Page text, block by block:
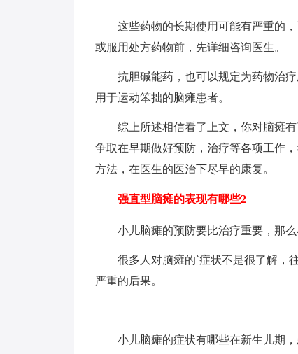
这些药物的长期使用可能有严重的，
或服用处方药物前，先详细咨询医生。
抗胆碱能药，也可以规定为药物治疗
用于运动笨拙的脑瘫患者。
综上所述相信看了上文，你对脑瘫有
争取在早期做好预防，治疗等各项工作
方法，在医生的医治下尽早的康复。
强直型脑瘫的表现有哪些2
小儿脑瘫的预防要比治疗重要，那么
很多人对脑瘫的`症状不是很了解，往
严重的后果。
小儿脑瘫的症状有哪些在新生儿期，